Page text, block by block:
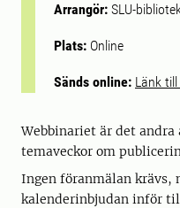
Arrangör: SLU-
Plats: Online
Sänds online: Länk
Webbinariet är det
temaveckor om
Ingen föranmälan krävs,
kalenderinbjudan inför